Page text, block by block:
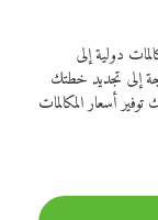
دولية إلى
إلى تجديد خطتك
أسعار المكالمات